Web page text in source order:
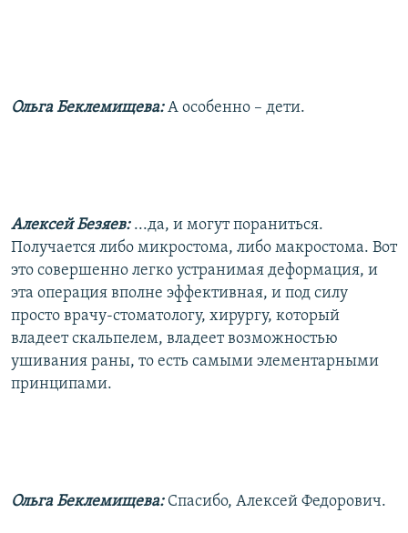
Ольга Беклемищева:А особенно – дети.
Алексей Безяев: ...да, и могут пораниться.
Получается либо микростома, либо макростома. Вот
это совершенно легко устранимая деформация, и
эта операция вполне эффективная, и под силу
просто врачу-стоматологу, хирургу, который
владеет скальпелем, владеет возможностью
ушивания раны, то есть самыми элементарными
принципами.
Ольга Беклемищева: Спасибо, Алексей Федорович.